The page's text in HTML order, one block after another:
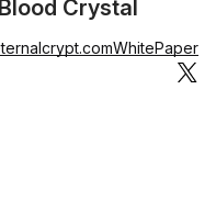
Crystal
WhitePaper